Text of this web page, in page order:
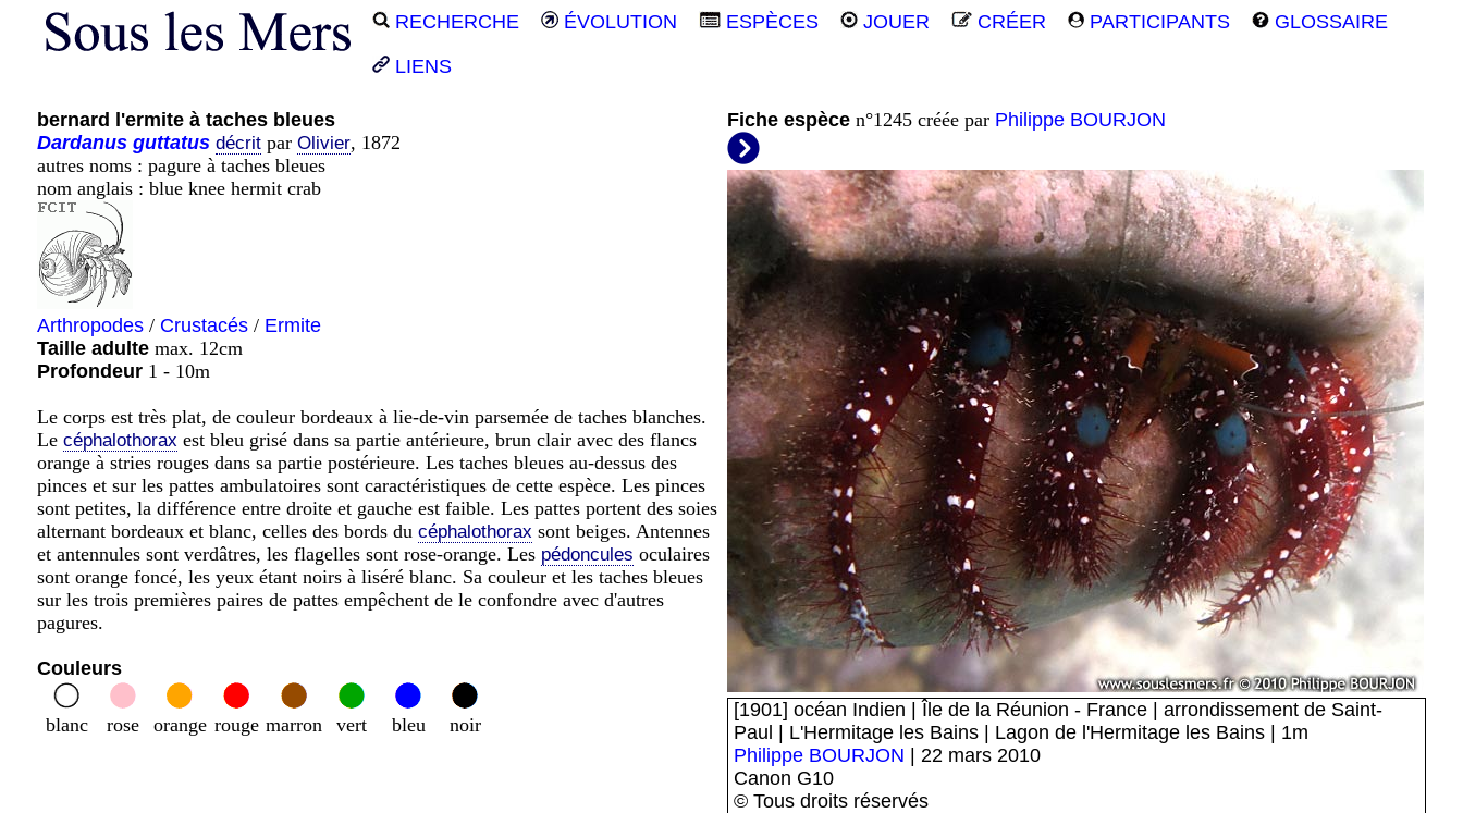
RECHERCHE ÉVOLUTION ESPÈCES JOUER CRÉER PARTICIPANTS GLOSSAIRE
LIENS
bernard l'ermite à taches bleues
Dardanus guttatus décrit par Olivier, 1872
autres noms : pagure à taches bleues
nom anglais : blue knee hermit crab
Arthropodes / Crustacés / Ermite
Taille adulte max. 12cm
Profondeur 1 - 10m
Le corps est très plat, de couleur bordeaux à lie-de-vin parsemée de taches blanches.
Le céphalothorax est bleu grisé dans sa partie antérieure, brun clair avec des flancs
orange à stries rouges dans sa partie postérieure. Les taches bleues au-dessus des
pinces et sur les pattes ambulatoires sont caractéristiques de cette espèce. Les pinces
sont petites, la différence entre droite et gauche est faible. Les pattes portent des soies
alternant bordeaux et blanc, celles des bords du céphalothorax sont beiges. Antennes
et antennules sont verdâtres, les flagelles sont rose-orange. Les pédoncules oculaires
sont orange foncé, les yeux étant noirs à liséré blanc. Sa couleur et les taches bleues
sur les trois premières paires de pattes empêchent de le confondre avec d'autres
pagures.
Couleurs
blanc rose orange rouge marron vert bleu noir
Fiche espèce n°1245 créée par Philippe BOURJON
[1901] océan Indien | Île de la Réunion - France | arrondissement de Saint-
Paul | L'Hermitage les Bains | Lagon de l'Hermitage les Bains | 1m
Philippe BOURJON | 22 mars 2010
Canon G10
© Tous droits réservés